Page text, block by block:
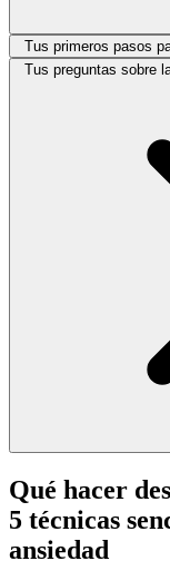
Tus primeros pasos
Tus preguntas sobre
Qué hacer
5 técnicas
ansiedad